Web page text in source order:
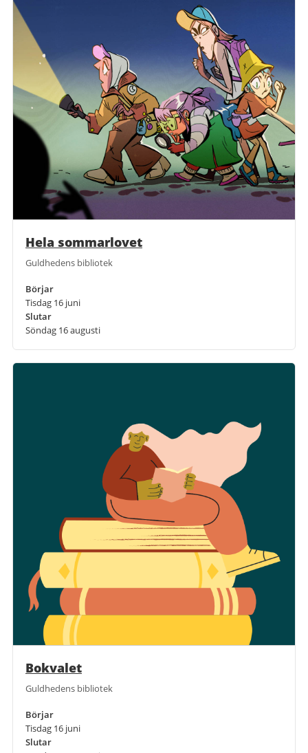
Hela sommarlovet
Guldhedens bibliotek
Börjar
Tisdag 16 juni
Slutar
Söndag 16 augusti
Bokvalet
Guldhedens bibliotek
Börjar
Tisdag 16 juni
Slutar